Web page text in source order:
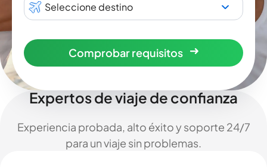
Seleccione destino
Comprobar requisitos
Expertos de viaje de confianza
Experiencia probada, alto éxito y soporte 24/7
para un viaje sin problemas.